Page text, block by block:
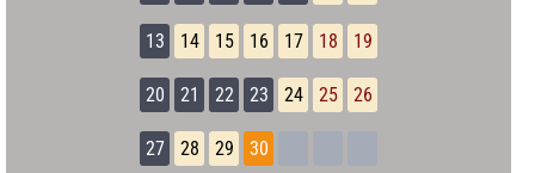
13 14 15 16 17 18 19
20 21 22 23 24 25 26
27 28 29 30